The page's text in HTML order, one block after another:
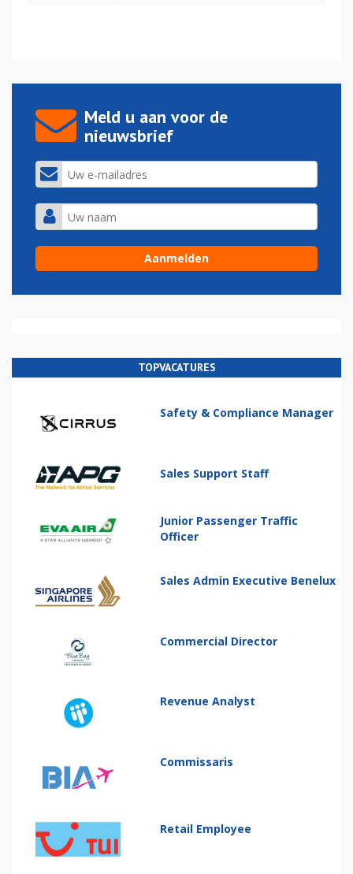
Meld u aan voor de
nieuwsbrief
TOPVACATURES
Safety & Compliance Manager
Sales Support Staff
Junior Passenger Traffic
Officer
Sales Admin Executive Benelux
Commercial Director
Revenue Analyst
Commissaris
Retail Employee